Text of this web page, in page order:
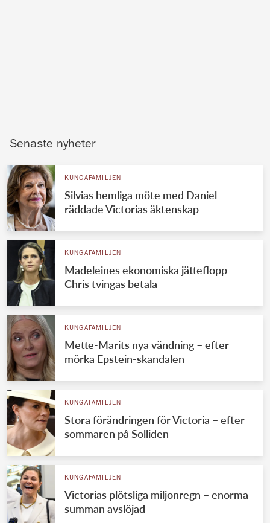
Senaste nyheter
KUNGAFAMILJEN
Silvias hemliga möte med Daniel
räddade Victorias äktenskap
KUNGAFAMILJEN
Madeleines ekonomiska jätteflopp –
Chris tvingas betala
KUNGAFAMILJEN
Mette-Marits nya vändning – efter
mörka Epstein-skandalen
KUNGAFAMILJEN
Stora förändringen för Victoria – efter
sommaren på Solliden
KUNGAFAMILJEN
Victorias plötsliga miljonregn – enorma
summan avslöjad